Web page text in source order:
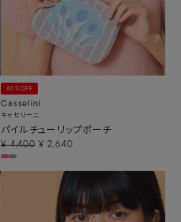
40%OFF
Casselini
キャセリーニ
パイルチューリップポーチ
¥ 4,400 ¥ 2,640